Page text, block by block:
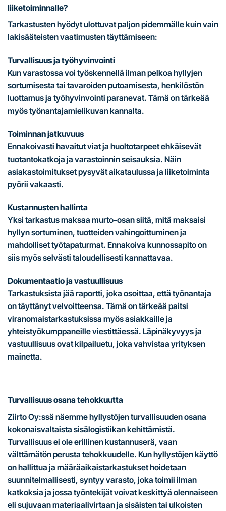
liiketoiminnalle?
Tarkastusten hyödyt ulottuvat paljon pidemmälle kuin vain
lakisääteisten vaatimusten täyttämiseen:
Turvallisuus ja työhyvinvointi
Kun varastossa voi työskennellä ilman pelkoa hyllyjen
sortumisesta tai tavaroiden putoamisesta, henkilöstön
luottamus ja työhyvinvointi paranevat. Tämä on tärkeää
myös työnantajamielikuvan kannalta.
Toiminnan jatkuvuus
Ennakoivasti havaitut viat ja huoltotarpeet ehkäisevät
tuotantokatkoja ja varastoinnin seisauksia. Näin
asiakastoimitukset pysyvät aikataulussa ja liiketoiminta
pyörii vakaasti.
Kustannusten hallinta
Yksi tarkastus maksaa murto-osan siitä, mitä maksaisi
hyllyn sortuminen, tuotteiden vahingoittuminen ja
mahdolliset työtapaturmat. Ennakoiva kunnossapito on
siis myös selvästi taloudellisesti kannattavaa.
Dokumentaatio ja vastuullisuus
Tarkastuksista jää raportti, joka osoittaa, että työnantaja
on täyttänyt velvoitteensa. Tämä on tärkeää paitsi
viranomaistarkastuksissa myös asiakkaille ja
yhteistyökumppaneille viestittäessä. Läpinäkyvyys ja
vastuullisuus ovat kilpailuetu, joka vahvistaa yrityksen
mainetta.
Turvallisuus osana tehokkuutta
Ziirto Oy:ssä näemme hyllystöjen turvallisuuden osana
kokonaisvaltaista sisälogistiikan kehittämistä.
Turvallisuus ei ole erillinen kustannuserä, vaan
välttämätön perusta tehokkuudelle. Kun hyllystöjen käyttö
on hallittua ja määräaikaistarkastukset hoidetaan
suunnitelmallisesti, syntyy varasto, joka toimii ilman
katkoksia ja jossa työntekijät voivat keskittyä olennaiseen
eli sujuvaan materiaalivirtaan ja sisäisten tai ulkoisten